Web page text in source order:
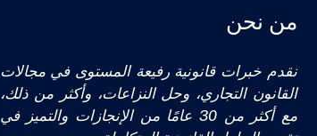
من نحن
نقدم خبرات قانونية رفيعة المستوى في مجالات
القانون التجاري، وحل النزاعات، وأكثر من ذلك،
مع أكثر من 30 عامًا من الإنجازات والتميز في